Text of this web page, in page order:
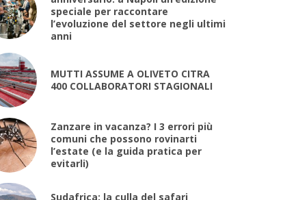
speciale per raccontare
l’evoluzione del settore negli ultimi
anni
MUTTI ASSUME A OLIVETO CITRA
400 COLLABORATORI STAGIONALI
Zanzare in vacanza? I 3 errori più
comuni che possono rovinarti
l’estate (e la guida pratica per
evitarli)
Sudafrica: la culla del safari